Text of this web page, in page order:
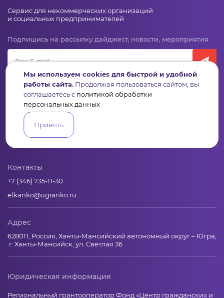
Сервис для некоммерческих организаций
и социальных предпринимателей
Подпишись на рассылку дайджест, новости, мероприятия
Конкурсы
Аналитика
База знаний
Контакты
+7 (346) 735-11-30
elkanko@ugranko.ru
Адрес
628011, Россия, Ханты-Мансийский автономный округ – Югра,
г. Ханты-Мансийск, ул. Светлая 36
Юридическая информация
Региональный грантооператор Фонд «Центр гражданских и
Мы используем cookies для быстрой и удобной
работы сайта. Продолжая пользоваться сайтом, вы
соглашаетесь с политикой обработки
персональных данных
Принять